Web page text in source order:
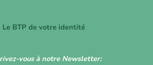
Le BTP de votre identité
vous à notre Newsletter: